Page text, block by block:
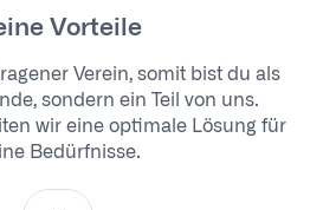
Vorteile
Verein, somit bist du als
sondern ein Teil von uns.
wir eine optimale Lösung für
Bedürfnisse.